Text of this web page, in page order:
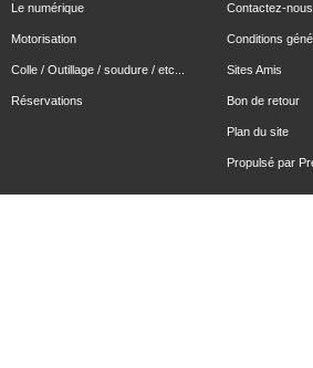
Le numérique
Motorisation
Colle / Outillage / soudure / etc...
Réservations
Contactez-nous
Conditions
Sites Amis
Bon de retour
Plan du site
Propulsé par